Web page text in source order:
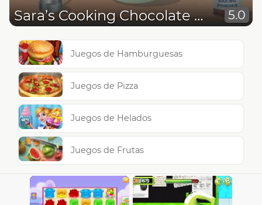
Sara’s Cooking Chocolate Cake 5.0
Juegos de Hamburguesas
Juegos de Pizza
Juegos de Helados
Juegos de Frutas